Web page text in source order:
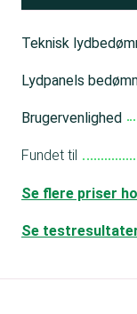
Teknisk
Lydpanels
Brugervenlighed
Fundet til
Se flere priser
Se